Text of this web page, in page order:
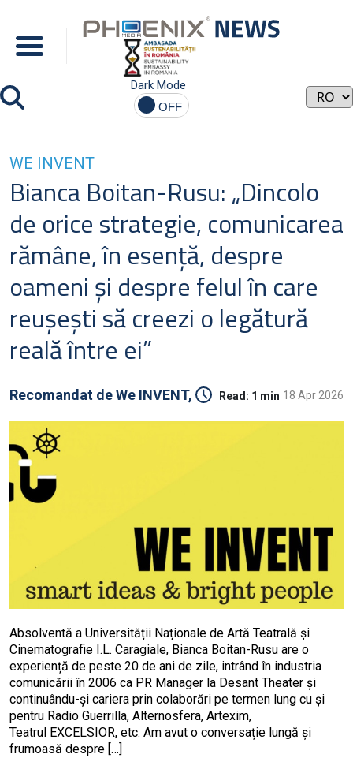
Dark Mode
WE INVENT
Bianca Boitan-Rusu: „Dincolo
de orice strategie, comunicarea
rămâne, în esență, despre
oameni și despre felul în care
reușești să creezi o legătură
reală între ei”
Recomandat deWe INVENT, Read: 1 min 18 Apr 2026
Absolventă a Universității Naționale de Artă Teatrală și
Cinematografie I.L. Caragiale, Bianca Boitan-Rusu are o
experiență de peste 20 de ani de zile, intrând în industria
comunicării în 2006 ca PR Manager la Desant Theater și
continuându-și cariera prin colaborări pe termen lung cu și
pentru Radio Guerrilla, Alternosfera, Artexim,
Teatrul EXCELSIOR, etc. Am avut o conversație lungă și
frumoasă despre […]